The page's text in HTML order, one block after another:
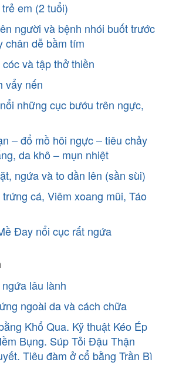
em (2 tuổi)
người và bệnh nhói buốt trước
chân dễ bầm tím
và tập thở thiền
vẩy nến
những cục bướu trên ngực,
– đổ mồ hôi ngực – tiêu chảy
da khô – mụn nhiệt
ngứa và to dần lên (sần sùi)
cá, Viêm xoang mũi, Táo
Đay nổi cục rất ngứa
lâu lành
ngoài da và cách chữa
Khổ Qua. Kỹ thuật Kéo Ép
Bụng. Súp Tỏi Đậu Thận
Tiêu đàm ở cổ bằng Trần Bì